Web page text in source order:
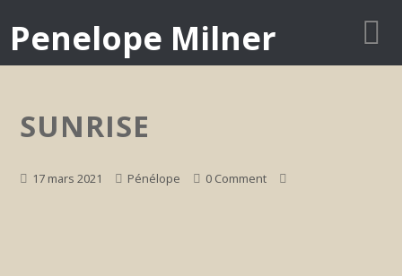
Penelope Milner
SUNRISE
17 mars 2021 Pénélope 0 Comment